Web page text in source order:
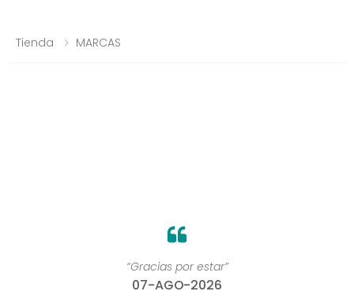
Tienda MARCAS
“Gracias por estar”
07-AGO-2026